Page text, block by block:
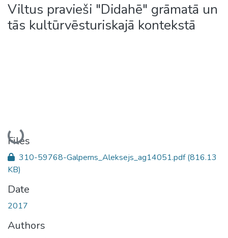
Viltus pravieši "Didahē" grāmatā un
tās kultūrvēsturiskajā kontekstā
Loading...
Files
310-59768-Galperns_Aleksejs_ag14051.pdf(816.13
KB)
Date
2017
Authors